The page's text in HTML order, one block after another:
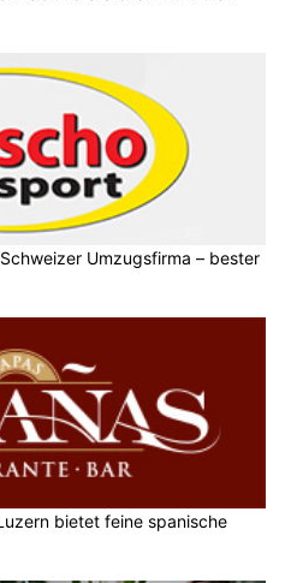
Umzugsfirma – bester
bietet feine spanische